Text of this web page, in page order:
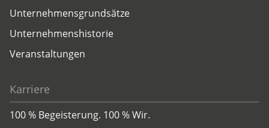
Unternehmensgrundsätze
Unternehmenshistorie
Veranstaltungen
Karriere
100 % Begeisterung. 100 % Wir.